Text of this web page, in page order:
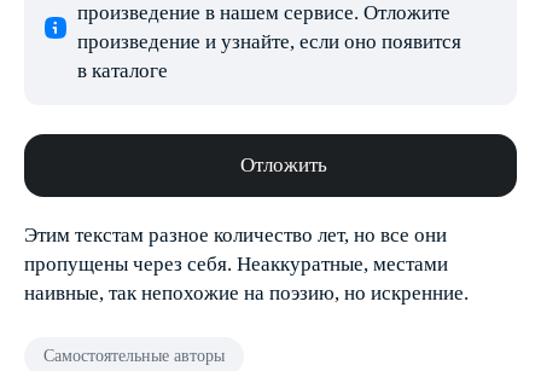
произведение в нашем сервисе. Отложите
произведение и узнайте, если оно появится
в каталоге
Отложить
Этим текстам разное количество лет, но все они
пропущены через себя. Неаккуратные, местами
наивные, так непохожие на поэзию, но искренние.
Самостоятельные авторы